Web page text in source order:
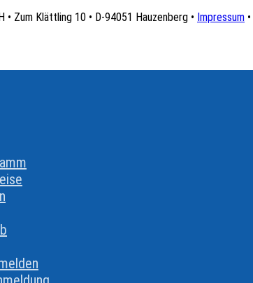
• Zum Klättling 10 • D-94051 Hauzenberg • Impressum •